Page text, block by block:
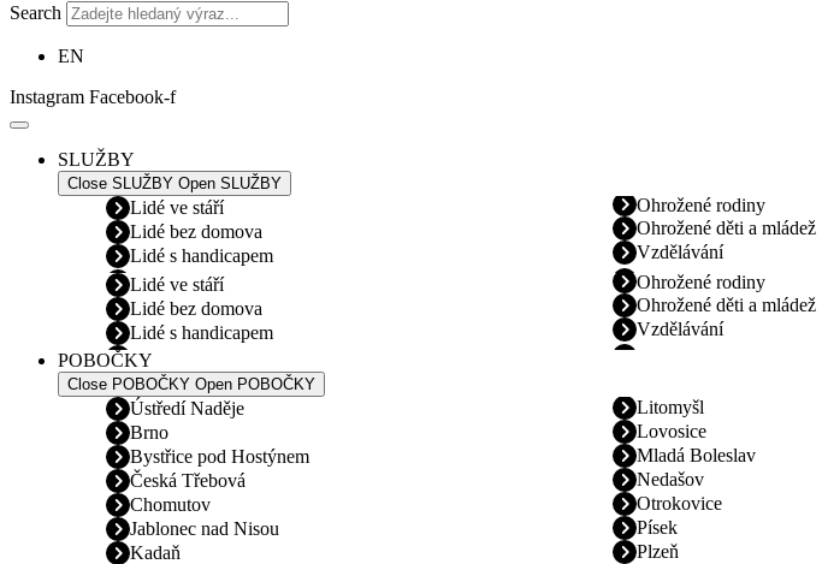
Search
EN
Instagram Facebook-f
SLUŽBY
Close SLUŽBY Open SLUŽBY
Lidé ve stáří
Lidé bez domova
Lidé s handicapem
Ohrožené rodiny
Ohrožené děti a mládež
Vzdělávání
Lidé ve stáří
Lidé bez domova
Lidé s handicapem
Ohrožené rodiny
Ohrožené děti a mládež
Vzdělávání
POBOČKY
Close POBOČKY Open POBOČKY
Ústředí Naděje
Brno
Bystřice pod Hostýnem
Česká Třebová
Chomutov
Jablonec nad Nisou
Kadaň
Litomyšl
Lovosice
Mladá Boleslav
Nedašov
Otrokovice
Písek
Plzeň